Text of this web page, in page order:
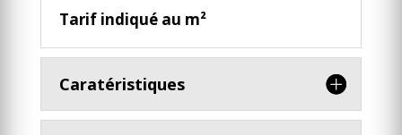
Tarif indiqué au m²
Caratéristiques